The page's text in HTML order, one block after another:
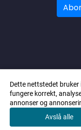
Dette nettstedet
fungere korrekt,
annonser og
Avslå alle